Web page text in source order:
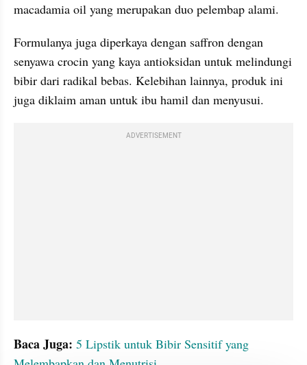
macadamia oil yang merupakan duo pelembap alami.
Formulanya juga diperkaya dengan saffron dengan
senyawa crocin yang kaya antioksidan untuk melindungi
bibir dari radikal bebas. Kelebihan lainnya, produk ini
juga diklaim aman untuk ibu hamil dan menyusui.
ADVERTISEMENT
Baca Juga: 5 Lipstik untuk Bibir Sensitif yang